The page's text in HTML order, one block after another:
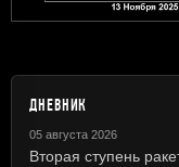
ДНЕВНИК
05 августа 2026
Вторая ступень